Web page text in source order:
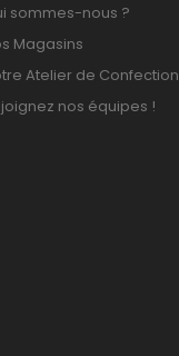
sommes-nous ?
Magasins
Atelier de Confection
nos équipes !